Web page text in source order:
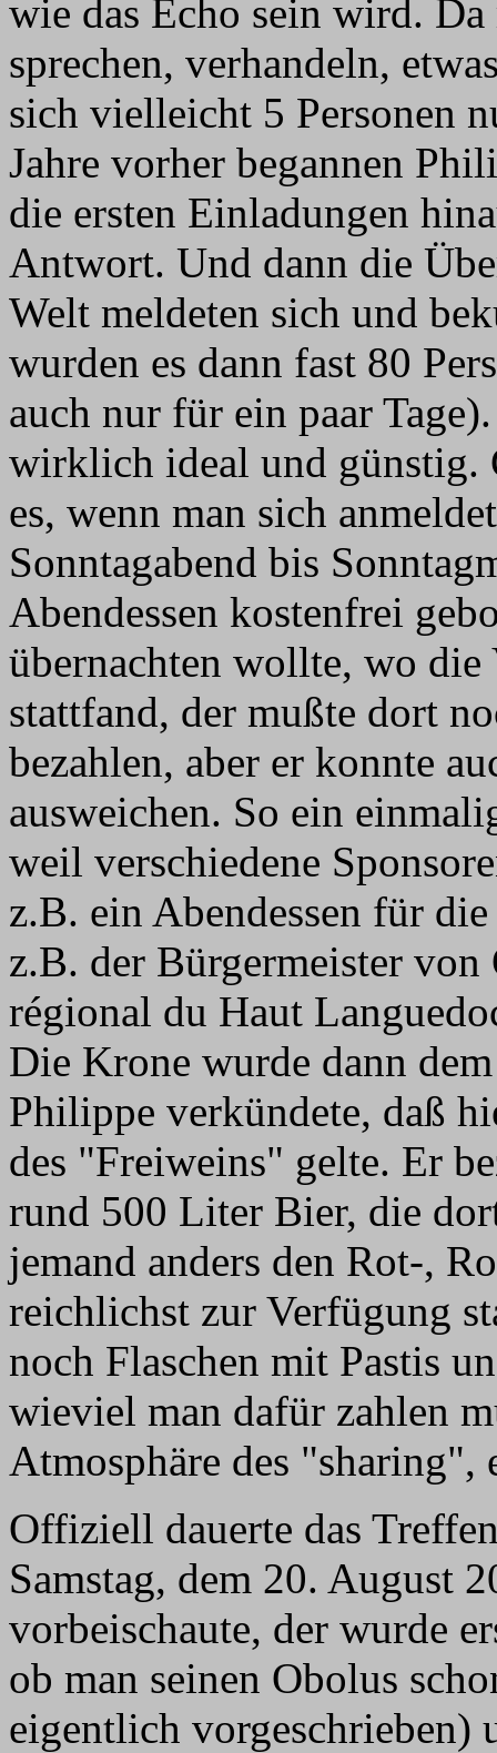
wie das Echo sein wird.
sprechen, verhandeln,
sich vielleicht 5 Personen
Jahre vorher begannen
die ersten Einladungen
Antwort. Und dann die
Welt meldeten sich und
wurden es dann fast 80
auch nur für ein paar
wirklich ideal und günstig.
es, wenn man sich
Sonntagabend bis
Abendessen kostenfrei
übernachten wollte, wo die
stattfand, der mußte dort
bezahlen, aber er konnte
ausweichen. So ein
weil verschiedene
z.B. ein Abendessen für
z.B. der Bürgermeister von
régional du Haut
Die Krone wurde dann
Philippe verkündete, daß
des "Freiweins" gelte. Er
rund 500 Liter Bier, die
jemand anders den Rot-,
reichlichst zur Verfügung
noch Flaschen mit Pastis
wieviel man dafür zahlen
Atmosphäre des "sharing",
Offiziell dauerte das
Samstag, dem 20. August
vorbeischaute, der wurde
ob man seinen Obolus
eigentlich vorgeschrieben)